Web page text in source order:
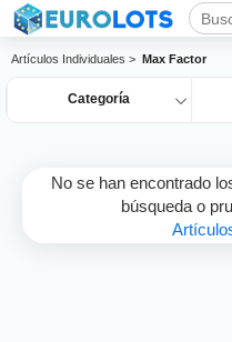
Artículos Individuales > Max Factor
Categoría
No se han encontrado
búsqueda o